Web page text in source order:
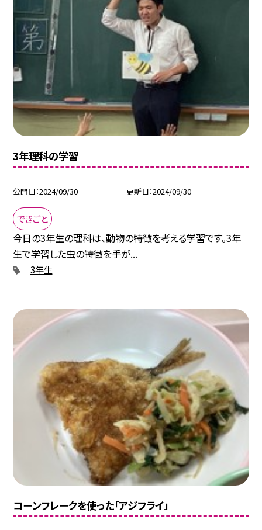
3年理科の学習
公開日 2024/09/30 更新日 2024/09/30
できごと
今日の3年生の理科は、動物の特徴を考える学習です。3年
生で学習した虫の特徴を手が...
3年生
コーンフレークを使った「アジフライ」